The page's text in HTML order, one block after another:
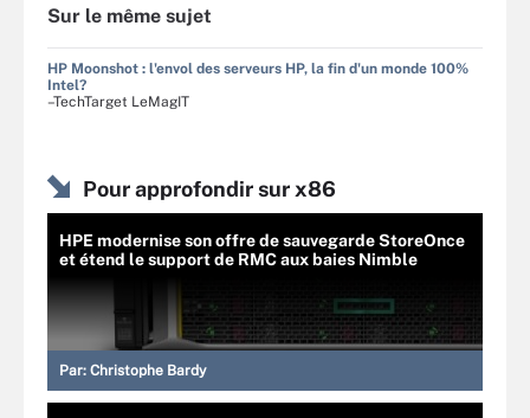
Sur le même sujet
HP Moonshot : l'envol des serveurs HP, la fin d'un monde 100%
Intel?
–TechTarget LeMagIT
Pour approfondir sur x86
HPE modernise son offre de sauvegarde StoreOnce
et étend le support de RMC aux baies Nimble
Par: Christophe Bardy